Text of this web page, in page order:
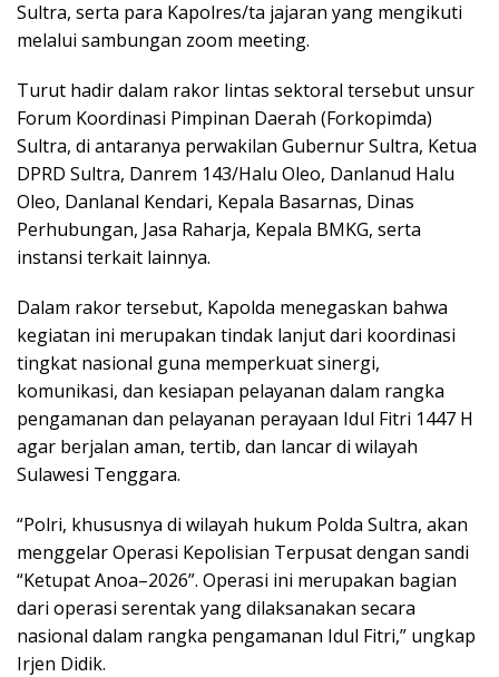
Sultra, serta para Kapolres/ta jajaran yang mengikuti
melalui sambungan zoom meeting.
Turut hadir dalam rakor lintas sektoral tersebut unsur
Forum Koordinasi Pimpinan Daerah (Forkopimda)
Sultra, di antaranya perwakilan Gubernur Sultra, Ketua
DPRD Sultra, Danrem 143/Halu Oleo, Danlanud Halu
Oleo, Danlanal Kendari, Kepala Basarnas, Dinas
Perhubungan, Jasa Raharja, Kepala BMKG, serta
instansi terkait lainnya.
Dalam rakor tersebut, Kapolda menegaskan bahwa
kegiatan ini merupakan tindak lanjut dari koordinasi
tingkat nasional guna memperkuat sinergi,
komunikasi, dan kesiapan pelayanan dalam rangka
pengamanan dan pelayanan perayaan Idul Fitri 1447 H
agar berjalan aman, tertib, dan lancar di wilayah
Sulawesi Tenggara.
“Polri, khususnya di wilayah hukum Polda Sultra, akan
menggelar Operasi Kepolisian Terpusat dengan sandi
“Ketupat Anoa–2026”. Operasi ini merupakan bagian
dari operasi serentak yang dilaksanakan secara
nasional dalam rangka pengamanan Idul Fitri,” ungkap
Irjen Didik.